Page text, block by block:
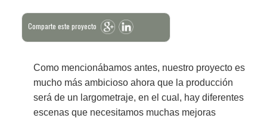
Comparte este proyecto
Como mencionábamos antes, nuestro proyecto es
mucho más ambicioso ahora que la producción
será de un largometraje, en el cual, hay diferentes
escenas que necesitamos muchas mejoras